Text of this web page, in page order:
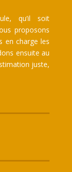
qu’il soit
proposons
en charge les
ensuite au
juste,